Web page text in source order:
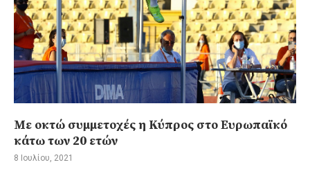
Με οκτώ συμμετοχές η Κύπρος στο Ευρωπαϊκό
κάτω των 20 ετών
8 Ιουλίου, 2021